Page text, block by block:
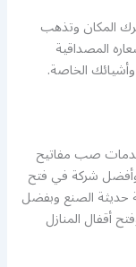
المكان وتذهب
المصداقية
الخاصة.
صب مفاتيح
وأفضل شركة في فتح
حديثة الصنع وبفضل
أقفال المنازل